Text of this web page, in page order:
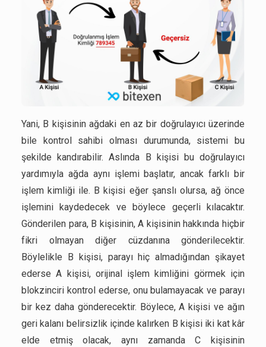
Yani, B kişisinin ağdaki en az bir doğrulayıcı üzerinde
bile kontrol sahibi olması durumunda, sistemi bu
şekilde kandırabilir. Aslında B kişisi bu doğrulayıcı
yardımıyla ağda aynı işlemi başlatır, ancak farklı bir
işlem kimliği ile. B kişisi eğer şanslı olursa, ağ önce
işlemini kaydedecek ve böylece geçerli kılacaktır.
Gönderilen para, B kişisinin, A kişisinin hakkında hiçbir
fikri olmayan diğer cüzdanına gönderilecektir.
Böylelikle B kişisi, parayı hiç almadığından şikayet
ederse A kişisi, orijinal işlem kimliğini görmek için
blokzinciri kontrol ederse, onu bulamayacak ve parayı
bir kez daha gönderecektir. Böylece, A kişisi ve ağın
geri kalanı belirsizlik içinde kalırken B kişisi iki kat kâr
elde etmiş olacak, aynı zamanda C kişisinin